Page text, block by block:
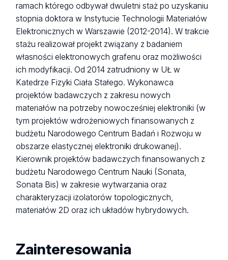
ramach którego odbywał dwuletni staż po uzyskaniu
stopnia doktora w Instytucie Technologii Materiałów
Elektronicznych w Warszawie (2012-2014). W trakcie
stażu realizował projekt związany z badaniem
własności elektronowych grafenu oraz możliwości
ich modyfikacji. Od 2014 zatrudniony w UŁ w
Katedrze Fizyki Ciała Stałego. Wykonawca
projektów badawczych z zakresu nowych
materiałów na potrzeby nowocześniej elektroniki (w
tym projektów wdrożeniowych finansowanych z
budżetu Narodowego Centrum Badań i Rozwoju w
obszarze elastycznej elektroniki drukowanej).
Kierownik projektów badawczych finansowanych z
budżetu Narodowego Centrum Nauki (Sonata,
Sonata Bis) w zakresie wytwarzania oraz
charakteryzacji izolatorów topologicznych,
materiałów 2D oraz ich układów hybrydowych.
Zainteresowania